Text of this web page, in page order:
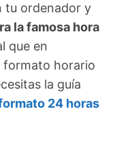
tu ordenador y
la famosa hora
que en
formato horario
la guía
24 horas